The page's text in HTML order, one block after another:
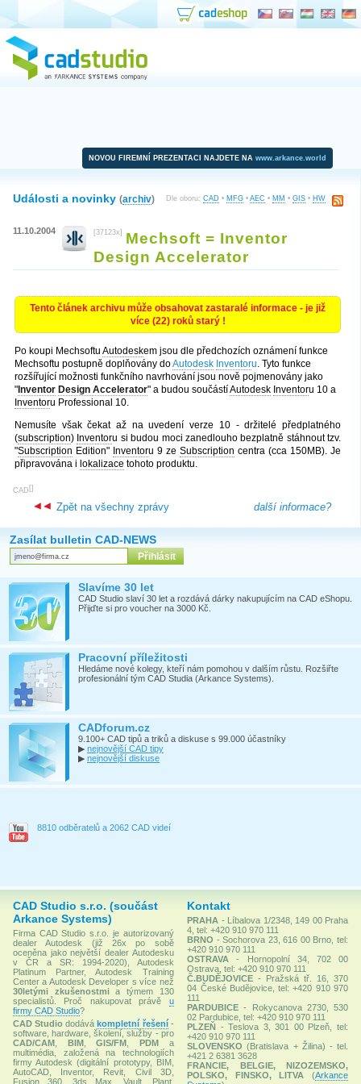
NOVOU FIREMNÍ PREZENTACI NAJDETE NA www.arkance.world
Dle oboru: CAD • MFG • AEC • MM • GIS • HW
Události a novinky (archiv)
11.10.2004 [37123x]
Mechsoft = Inventor
Design Accelerator
Tento článek archivu může obsahovat zastaralé informace - je již
více (22) roků starý !
Po koupi Mechsoftu Autodeskem jsou dle předchozích oznámení funkce
Mechsoftu postupně doplňovány doAutodesk Inventoru. Tyto funkce
rozšířující možnosti funkčního navrhování jsou nově pojmenovány jako
" Inventor Design Accelerator" a budou součástíAutodesk Inventoru 10 a
Inventoru Professional 10.
Nemusíte však čekat až na uvedení verze 10 - držitelé předplatného
(subscription) Inventoru si budou moci zanedlouho bezplatně stáhnout tzv.
"Subscription Edition" Inventoru 9 ze Subscription centra (cca 150MB). Je
připravována i lokalizace tohoto produktu.
[
CAD ]
další informace?
Zpět na všechny zprávy
Zasílat bulletin CAD-NEWS
Slavíme 30 let
CAD Studio slaví 30 let a rozdává dárky nakupujícím na CAD eShopu.
Přijďte si pro voucher na 3000 Kč.
Pracovní příležitosti
Hledáme nové kolegy, kteří nám pomohou v dalším růstu. Rozšiřte
profesionální tým CAD Studia (Arkance Systems).
CADforum.cz
9.100+ CAD tipů a triků a diskuse s 99.000 účastníky
▶ nejnovější CAD tipy
▶ nejnovější diskuse
8810 odběratelů a 2062 CAD videí
CAD Studio s.r.o. (součást
Arkance Systems)
Firma CAD Studio s.r.o. je autorizovaný
dealer Autodesk (již 26x po sobě
oceněna jako největší dealer Autodesku
v ČR a SR: 1994-2020), Autodesk
Platinum Partner, Autodesk Training
Center a Autodesk Developer s více než
30letými zkušenostmia týmem 130
specialistů. Proč nakupovat právě u
firmy CAD Studio?
CAD Studio dodávákompletní řešení-
software, hardware, školení, služby - pro
CAD/CAM
BIM,GIS/FM ,PDM a
multimédia, založená na technologiích
firmy Autodesk (digitální prototypy, BIM,
AutoCAD, Inventor, Revit, Civil 3D,
Fusion 360, 3ds Max, Vault, Plant,
Kontakt
PRAHA - Líbalova 1/2348, 149 00 Praha
4, tel: +420 910 970 111
BRNO - Sochorova 23, 616 00 Brno, tel:
+420 910 970 111
OSTRAVA
- Hornopolní 34, 702 00
Ostrava, tel: +420 910 970 111
Č.BUDĚJOVICE - Pražská tř. 16, 370
04 České Budějovice, tel: +420 910 970
111
PARDUBICE - Rokycanova 2730, 530
02 Pardubice, tel: +420 910 970 111
PLZEŇ - Teslova 3, 301 00 Plzeň, tel:
+420 910 970 111
SLOVENSKO (Bratislava + Žilina) - tel.
+421 2 6381 3628
FRANCIE, BELGIE, NIZOZEMSKO,
POLSKO, FINSKO, LITVA
(Arkance